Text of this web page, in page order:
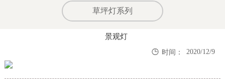
草坪灯系列
景观灯
 时间： 2020/12/9